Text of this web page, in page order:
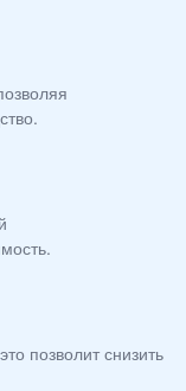
позволит снизить